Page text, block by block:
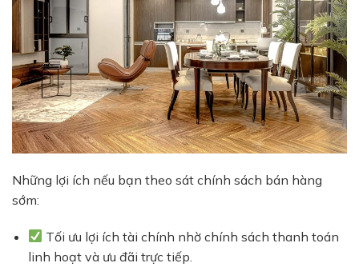
Những lợi ích nếu bạn theo sát chính sách bán hàng
sớm:
Tối ưu lợi ích tài chính nhờ chính sách thanh toán
linh hoạt và ưu đãi trực tiếp.